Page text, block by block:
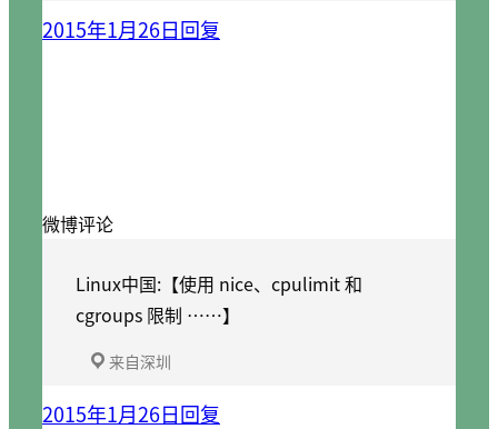
2015年1月26日回复
微博评论
Linux中国:【使用 nice、cpulimit 和
cgroups 限制 ……】
来自深圳
2015年1月26日回复